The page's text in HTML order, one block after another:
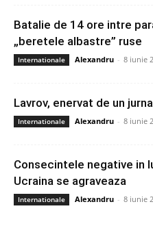
Batalie de 14 ore intre
„beretele albastre” ruse
Internationale Alexandru - 8 iunie
Lavrov, enervat de un
Internationale Alexandru - 8 iunie
Consecintele negative in
Ucraina se agraveaza
Internationale Alexandru - 8 iunie